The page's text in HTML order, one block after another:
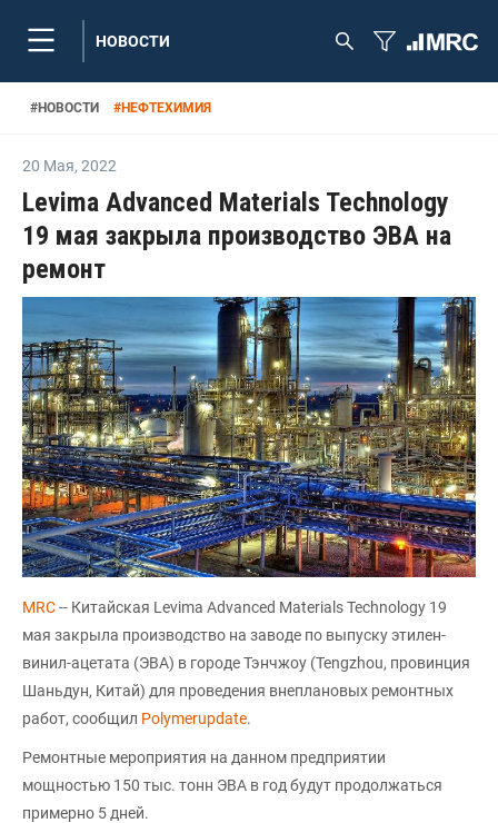
НОВОСТИ
#НОВОСТИ #НЕФТЕХИМИЯ
20 Мая, 2022
Levima Advanced Materials Technology
19 мая закрыла производство ЭВА на
ремонт
MRC-- Китайская Levima Advanced Materials Technology 19
мая закрыла производство на заводе по выпуску этилен-
винил-ацетата (ЭВА) в городе Тэнчжоу (Tengzhou, провинция
Шаньдун, Китай) для проведения внеплановых ремонтных
работ, сообщил Polymerupdate.
Ремонтные мероприятия на данном предприятии
мощностью 150 тыс. тонн ЭВА в год будут продолжаться
примерно 5 дней.